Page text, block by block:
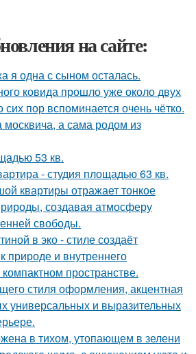
на сайте:
я одна с сыном осталась.
ковида прошло уже около двух
сих пор вспоминается очень чётко.
а сама родом из
53 кв.
- студия площадью 63 кв.
квартиры отражает тонкое
создавая атмосферу
свободы.
в эко - стиле создаёт
природе и внутреннего
пространстве.
стиля оформления, акцентная
универсальных и выразительных
в тихом, утопающем в зелени